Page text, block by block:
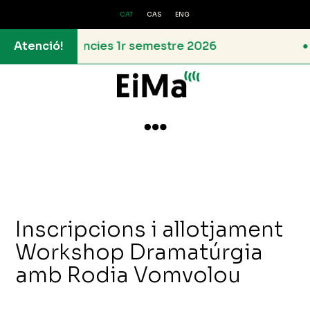
CAT CAS ENG
Atenció!
Residències 1r semestre 2026

Inscripcions i allotjament
Workshop Dramatúrgia
amb Rodia Vomvolou